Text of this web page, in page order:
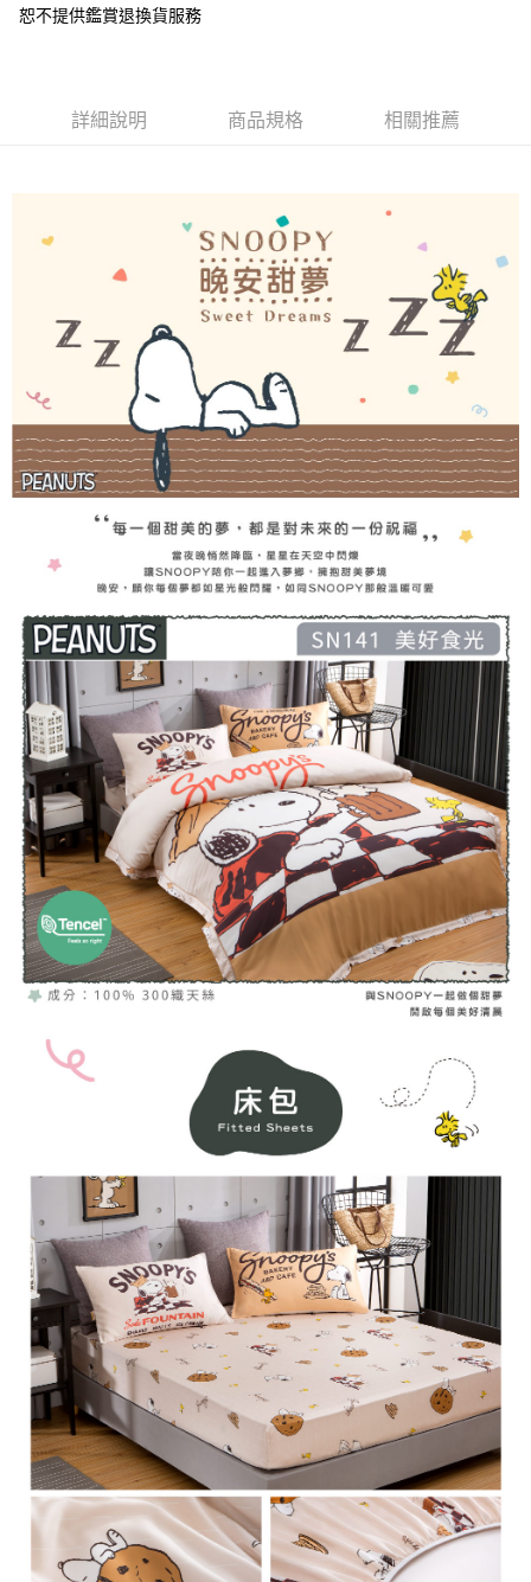
３．安心：先確認商品／服務後，再付款。
２．訂單成立數日內，您將收到繳費通知簡訊。
購買商品的店家。未經商家同意取消之訂單仍視為有效，需透過AFTEE先享
※ 交易是否成功請以「AFTEE先享後付 」之結帳頁面顯示為準，若有關於
是否繳費成功／繳費後需取消欲退款等相關疑問，請聯繫「AFTEE先享後付
https://netprotections.freshdesk.com/support/home
【注意事項】
１．透過由恩沛科技股份有限公司提供之「AFTEE先享後付」服務完成之交
易，需依本服務之必要範圍內提供個人資料，並將交易相關給付款項請求債
權轉讓予恩沛科技股份有限公司。
２．關於個人資料處理事宜，請瀏覽以下網址：
https://aftee.tw/terms/#terms3
３．未成年的使用者請事先徵得法定代理人或監護人之同意方可使用
「AFTEE先享後付」，若未經同意申辦者引起之損失，本公司不負相關責
４．使用「AFTEE先享後付」時，將依據個別帳號之用戶狀況，依本公司即
時審查核予不同之上限額度；若仍有額度不足之情形，本公司將視審查結果
請求用戶進行身份認證。
５．嚴禁一人註冊多個帳號或使用他人資訊註冊。若發現惡意使用之情形，
恩沛科技股份有限公司將有權停止該用戶之使用額度並採取法律行動。
宅配
每筆NT$450，滿NT$15,000(含以上)免運費
恕不提供鑑賞退換貨服務
詳細說明 商品規格 相關推薦